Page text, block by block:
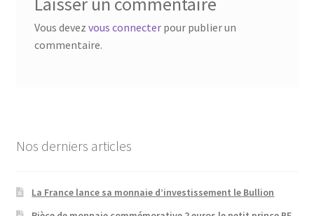
Vous devez vous connecterpour publier un
commentaire.
Nos derniers articles
La France lance sa monnaie d’investissement le Bullion